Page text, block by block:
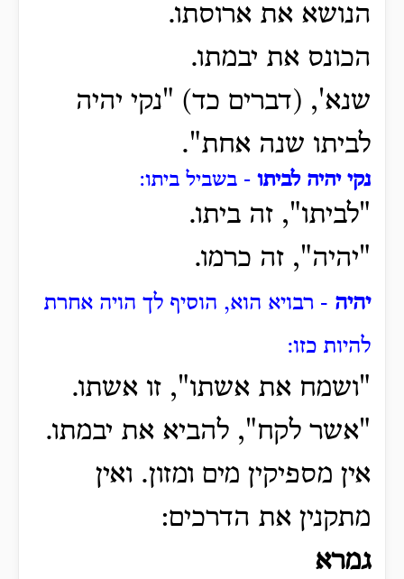
הנושא את ארוסתו.
הכונס את יבמתו.
שנא', (דברים כד) "נקי יהיה
לביתו שנה אחת".
נקי יהיה לביתו - בשביל ביתו:
"לביתו", זה ביתו.
"יהיה", זה כרמו.
יהיה - רבויא הוא, הוסיף לך הויה אחרת
להיות כזו:
"ושמח את אשתו", זו אשתו.
"אשר לקח", להביא את יבמתו.
אין מספיקין מים ומזון. ואין
מתקנין את הדרכים:
גמרא